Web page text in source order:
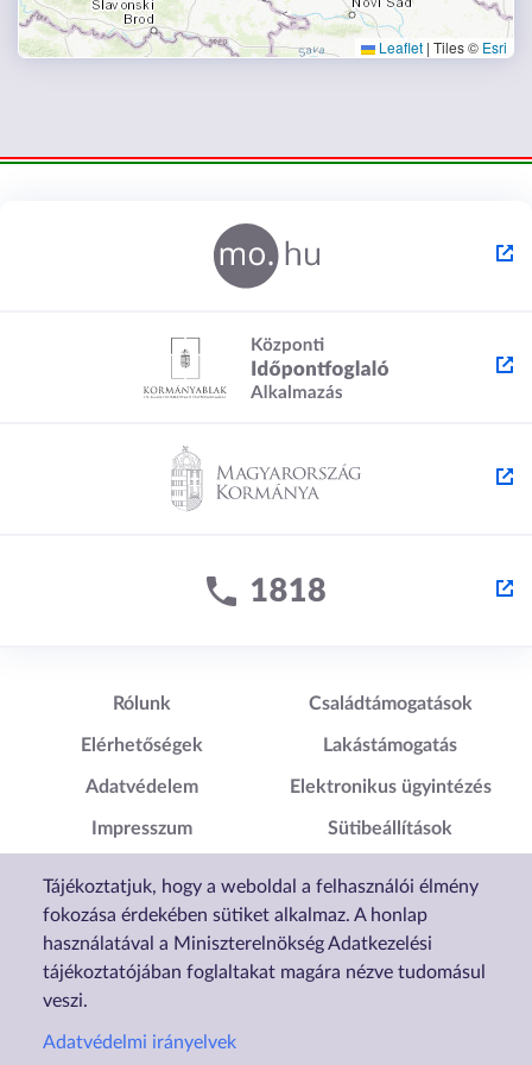
Tájékoztatjuk, hogy a weboldal a felhasználói élmény
fokozása érdekében sütiket alkalmaz. A honlap
használatával a Miniszterelnökség Adatkezelési
tájékoztatójában foglaltakat magára nézve tudomásul
veszi.
Adatvédelmi irányelvek
Leaflet | Tiles © Esri
Lábléc1
Rólunk
Elérhetőségek
Adatvédelem
Impresszum
Nyilatkozat
Lábléc2
Családtámogatások
Lakástámogatás
Elektronikus ügyintézés
Sütibeállítások